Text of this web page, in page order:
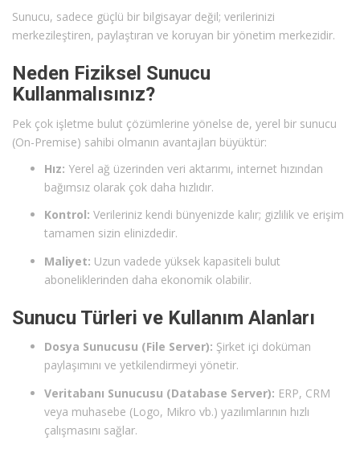
Sunucu, sadece güçlü bir bilgisayar değil; verilerinizi
merkezileştiren, paylaştıran ve koruyan bir yönetim merkezidir.
Neden Fiziksel Sunucu
Kullanmalısınız?
Pek çok işletme bulut çözümlerine yönelse de, yerel bir sunucu
(On-Premise) sahibi olmanın avantajları büyüktür:
Hız: Yerel ağ üzerinden veri aktarımı, internet hızından
bağımsız olarak çok daha hızlıdır.
Kontrol: Verileriniz kendi bünyenizde kalır; gizlilik ve erişim
tamamen sizin elinizdedir.
Maliyet: Uzun vadede yüksek kapasiteli bulut
aboneliklerinden daha ekonomik olabilir.
Sunucu Türleri ve Kullanım Alanları
Dosya Sunucusu (File Server): Şirket içi doküman
paylaşımını ve yetkilendirmeyi yönetir.
Veritabanı Sunucusu (Database Server): ERP, CRM
veya muhasebe (Logo, Mikro vb.) yazılımlarının hızlı
çalışmasını sağlar.